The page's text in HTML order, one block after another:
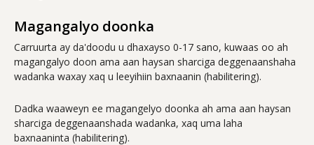
Magangalyo doonka
Carruurta ay da'doodu u dhaxayso 0-17 sano, kuwaas oo ah
magangalyo doon ama aan haysan sharciga deggenaanshaha
wadanka waxay xaq u leeyihiin baxnaanin (habilitering).
Dadka waaweyn ee magangelyo doonka ah ama aan haysan
sharciga deggenaanshada wadanka, xaq uma laha
baxnaaninta (habilitering).